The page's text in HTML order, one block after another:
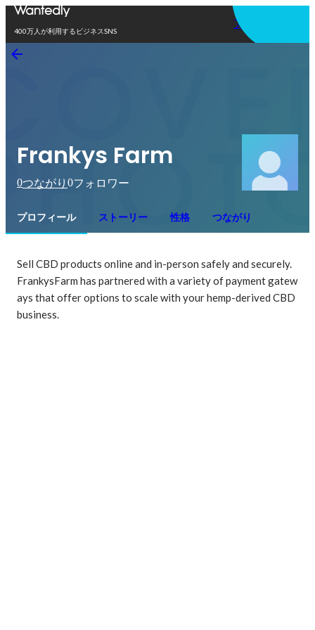
400万人が利用するビジネスSNS
アプリを使う
Frankys Farm
0つながり 0フォロワー
プロフィール ストーリー 性格 つながり
Sell CBD products online and in-person safely and securely.
FrankysFarm has partnered with a variety of payment gatew
ays that offer options to scale with your hemp-derived CBD
business.